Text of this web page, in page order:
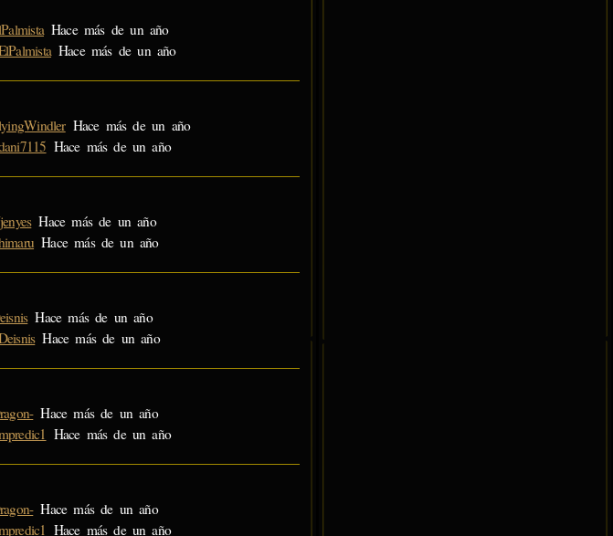
Hace más de un año
Hace más de un año
Hace más de un año
Hace más de un año
Hace más de un año
Hace más de un año
Hace más de un año
Hace más de un año
Hace más de un año
Hace más de un año
Hace más de un año
Hace más de un año